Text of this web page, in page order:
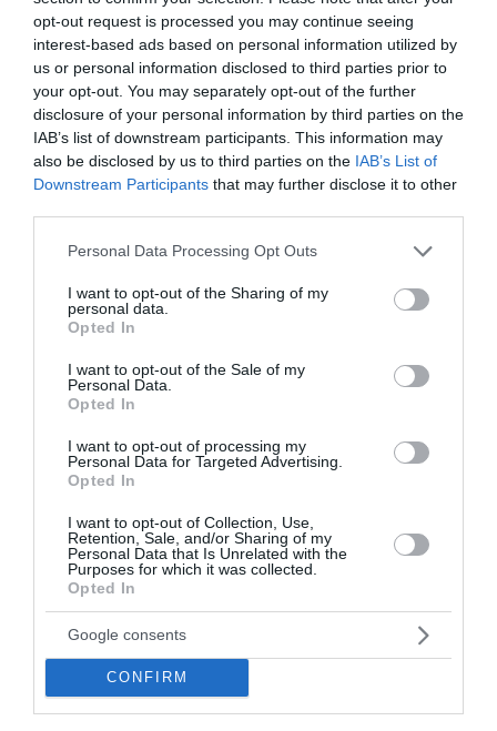
opt-out request is processed you may continue seeing
interest-based ads based on personal information utilized by
us or personal information disclosed to third parties prior to
your opt-out. You may separately opt-out of the further
disclosure of your personal information by third parties on the
IAB’s list of downstream participants. This information may
also be disclosed by us to third parties on the IAB’s List of
Downstream Participants that may further disclose it to other
Please note that this website/app uses one or more Google
not limited to your visit or usage behaviour. You may click to
grant or deny consent to Google and its third-party tags to
use your data for below specified purposes in below Google
consent section.
Personal Data Processing Opt Outs
I want to opt-out of the Sharing of my
personal data.
Opted In
I want to opt-out of the Sale of my
Personal Data.
Opted In
I want to opt-out of processing my
Personal Data for Targeted Advertising.
Opted In
I want to opt-out of Collection, Use,
Retention, Sale, and/or Sharing of my
Personal Data that Is Unrelated with the
Purposes for which it was collected.
Opted In
Google consents
CONFIRM
Παρουσιάστηκε ο νέος δικαστικός χάρτης –
Μειώνεται ο χρόνος έκδοσης αποφάσεων με
την ενοποίηση των πρωτοδικείων και
ειρηνοδικείων
από τις 1.482 ημέρες στις 900 και στο τέλος της
τετραετίας στις 637 που είναι Ευρωπαϊκός μέσος όρος...
09 Απριλίου 2024